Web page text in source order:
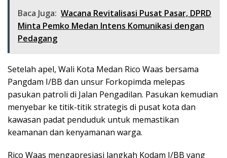
Baca Juga: Wacana Revitalisasi Pusat Pasar, DPRD
Minta Pemko Medan Intens Komunikasi dengan
Pedagang
Setelah apel, Wali Kota Medan Rico Waas bersama
Pangdam I/BB dan unsur Forkopimda melepas
pasukan patroli di Jalan Pengadilan. Pasukan kemudian
menyebar ke titik-titik strategis di pusat kota dan
kawasan padat penduduk untuk memastikan
keamanan dan kenyamanan warga.
Rico Waas mengapresiasi langkah Kodam I/BB yang